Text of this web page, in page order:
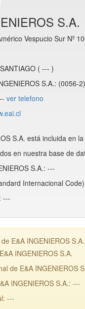
S.A.
Vespucio Sur Nº
( --- )
S.A.: (0056-
ver telefono
S.A. está incluida en la
en nuestra base de
S.A.: ---
Internacional
---
E&A INGENIEROS
INGENIEROS S.A.
de E&A INGENIEROS
INGENIEROS S.A.: ---
---